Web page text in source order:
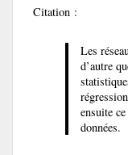
Citation :
Les
d’autre
ensuite
données.